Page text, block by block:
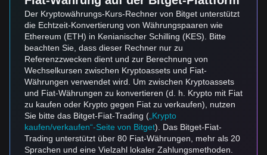
Der Kryptowährungs-Kurs-Rechner von Bitget unterstützt
die Echtzeit-Konvertierung von Währungspaaren wie
Ethereum (ETH) in Kenianischer Schilling (KES). Bitte
beachten Sie, dass dieser Rechner nur zu
Referenzzwecken dient und zur Berechnung von
Wechselkursen zwischen Kryptoassets und Fiat-
Währungen verwendet wird. Um zwischen Kryptoassets
und Fiat-Währungen zu konvertieren (d. h. Krypto mit Fiat
zu kaufen oder Krypto gegen Fiat zu verkaufen), nutzen
Sie bitte das Bitget-Fiat-Trading ( „Krypto
kaufen/verkaufen“-Seite von Bitget). Das Bitget-Fiat-
Trading unterstützt über 80 Fiat-Währungen, mehr als 20
Sprachen und eine Vielzahl lokaler Zahlungsmethoden.